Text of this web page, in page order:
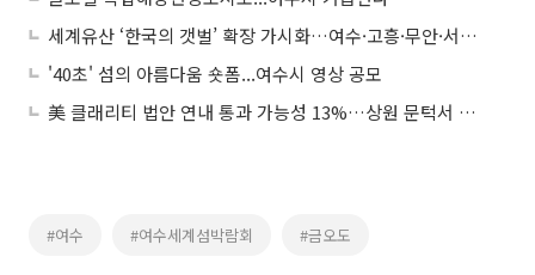
세계유산 ‘한국의 갯벌’ 확장 가시화…여수·고흥·무안·서산 추가
'40초' 섬의 아름다움 숏폼...여수시 영상 공모
美 클래리티 법안 연내 통과 가능성 13%…상원 문턱서 제동
#여수 #여수세계섬박람회 #금오도